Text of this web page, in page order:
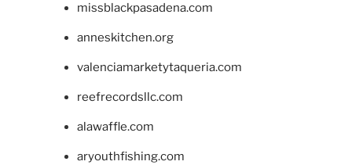
missblackpasadena.com
anneskitchen.org
valenciamarketytaqueria.com
reefrecordsllc.com
alawaffle.com
aryouthfishing.com